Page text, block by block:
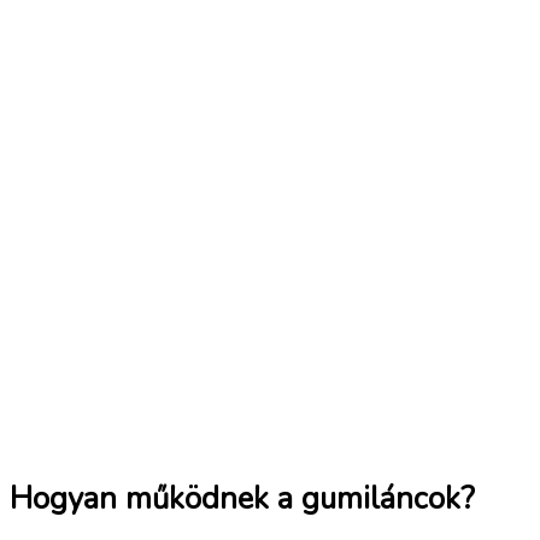
Hogyan működnek a gumiláncok?